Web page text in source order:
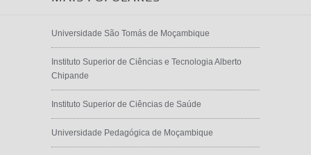
Universidade São Tomás de Moçambique
Instituto Superior de Ciências e Tecnologia Alberto
Chipande
Instituto Superior de Ciências de Saúde
Universidade Pedagógica de Moçambique